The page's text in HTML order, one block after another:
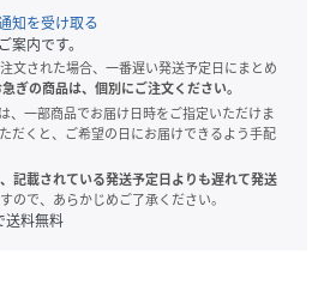
知を受け取る
案内です。
文された場合、一番遅い発送予定日にまとめ
ぎの商品は、個別にご注文ください。
一部商品でお届け日時をご指定いただけま
だくと、ご希望の日にお届けできるよう手配
記載されている発送予定日よりも遅れて発送
ので、あらかじめご了承ください。
送料無料